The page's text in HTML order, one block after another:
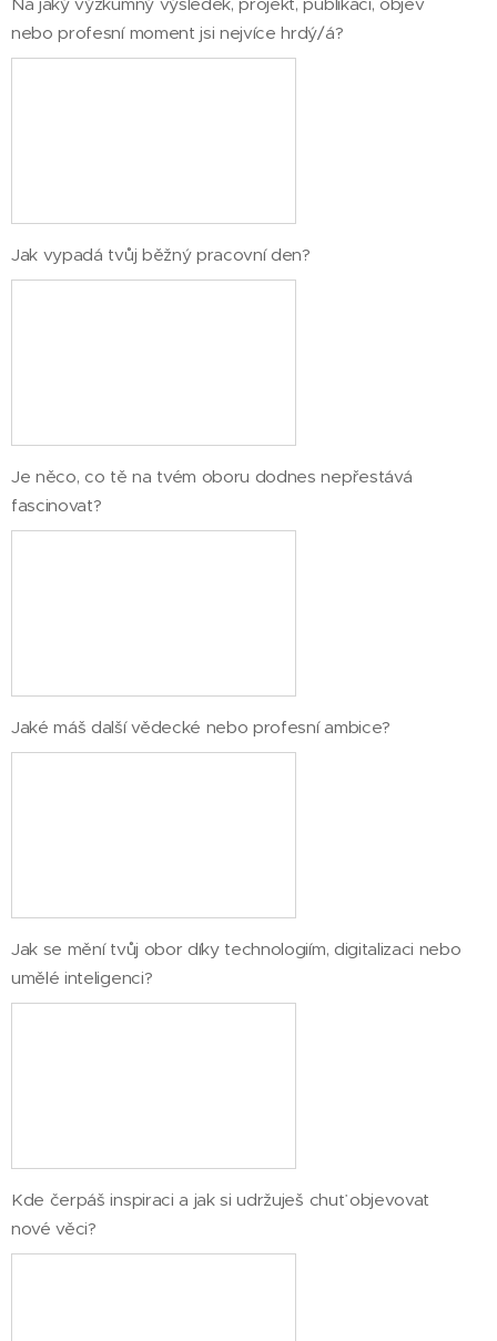
nebo profesní moment jsi nejvíce hrdý/á?
Jak vypadá tvůj běžný pracovní den?
Je něco, co tě na tvém oboru dodnes nepřestává
fascinovat?
Jaké máš další vědecké nebo profesní ambice?
Jak se mění tvůj obor díky technologiím, digitalizaci nebo
umělé inteligenci?
Kde čerpáš inspiraci a jak si udržuješ chuť objevovat
nové věci?